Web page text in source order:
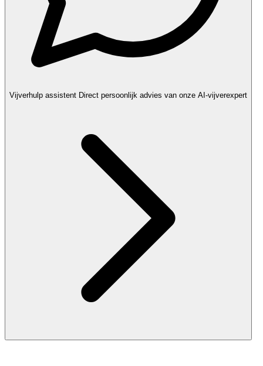
Vijverhulp assistent Direct persoonlijk advies van onze AI-vijverexpert